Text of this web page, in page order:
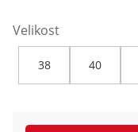
Velikost
38 40